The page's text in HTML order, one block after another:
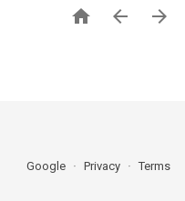
  
Google Privacy Terms